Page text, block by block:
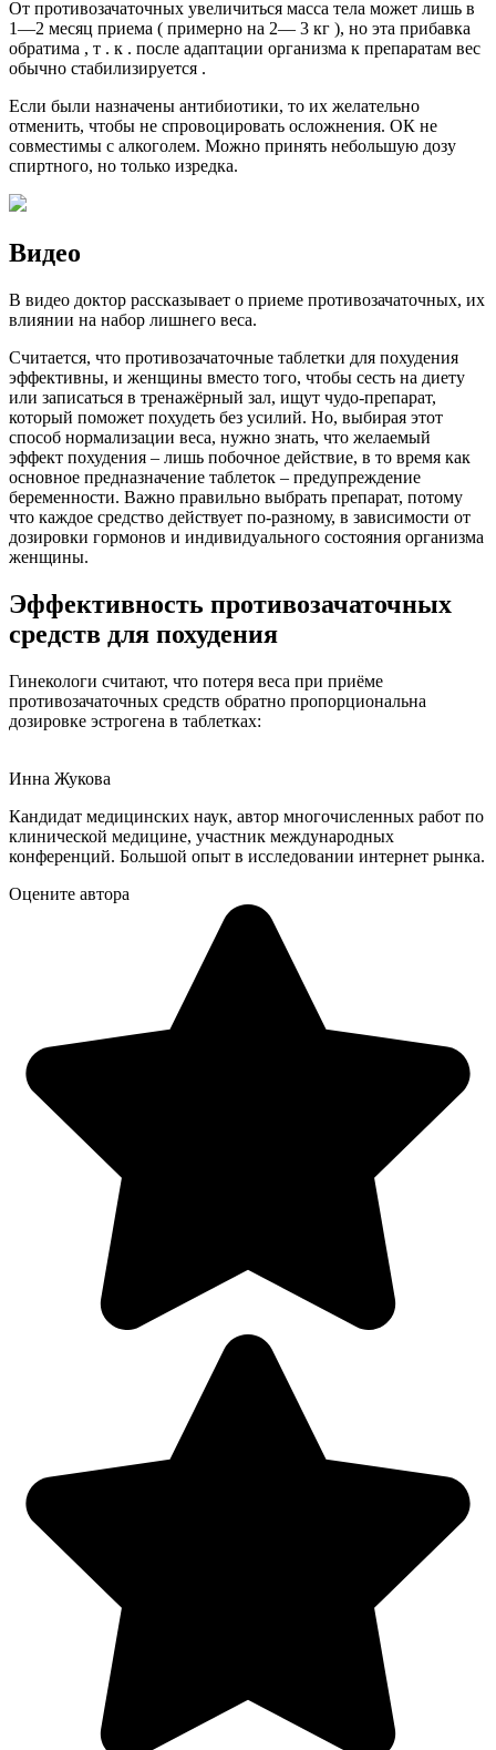
От противозачаточных увеличиться масса тела может лишь в
1—2 месяц приема ( примерно на 2— 3 кг ), но эта прибавка
обратима , т . к . после адаптации организма к препаратам вес
обычно стабилизируется .
Если были назначены антибиотики, то их желательно
отменить, чтобы не спровоцировать осложнения. ОК не
совместимы с алкоголем. Можно принять небольшую дозу
спиртного, но только изредка.
Видео
В видео доктор рассказывает о приеме противозачаточных, их
влиянии на набор лишнего веса.
Считается, что противозачаточные таблетки для похудения
эффективны, и женщины вместо того, чтобы сесть на диету
или записаться в тренажёрный зал, ищут чудо-препарат,
который поможет похудеть без усилий. Но, выбирая этот
способ нормализации веса, нужно знать, что желаемый
эффект похудения – лишь побочное действие, в то время как
основное предназначение таблеток – предупреждение
беременности. Важно правильно выбрать препарат, потому
что каждое средство действует по-разному, в зависимости от
дозировки гормонов и индивидуального состояния организма
женщины.
Эффективность противозачаточных
средств для похудения
Гинекологи считают, что потеря веса при приёме
противозачаточных средств обратно пропорциональна
дозировке эстрогена в таблетках:
Инна Жукова
Кандидат медицинских наук, автор многочисленных работ по
клинической медицине, участник международных
конференций. Большой опыт в исследовании интернет рынка.
Оцените автора